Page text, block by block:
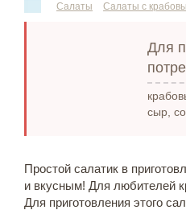
Салаты Салаты с
Для
сыр,
Простой салатик в
и вкусным! Для любителей
Для приготовления этого